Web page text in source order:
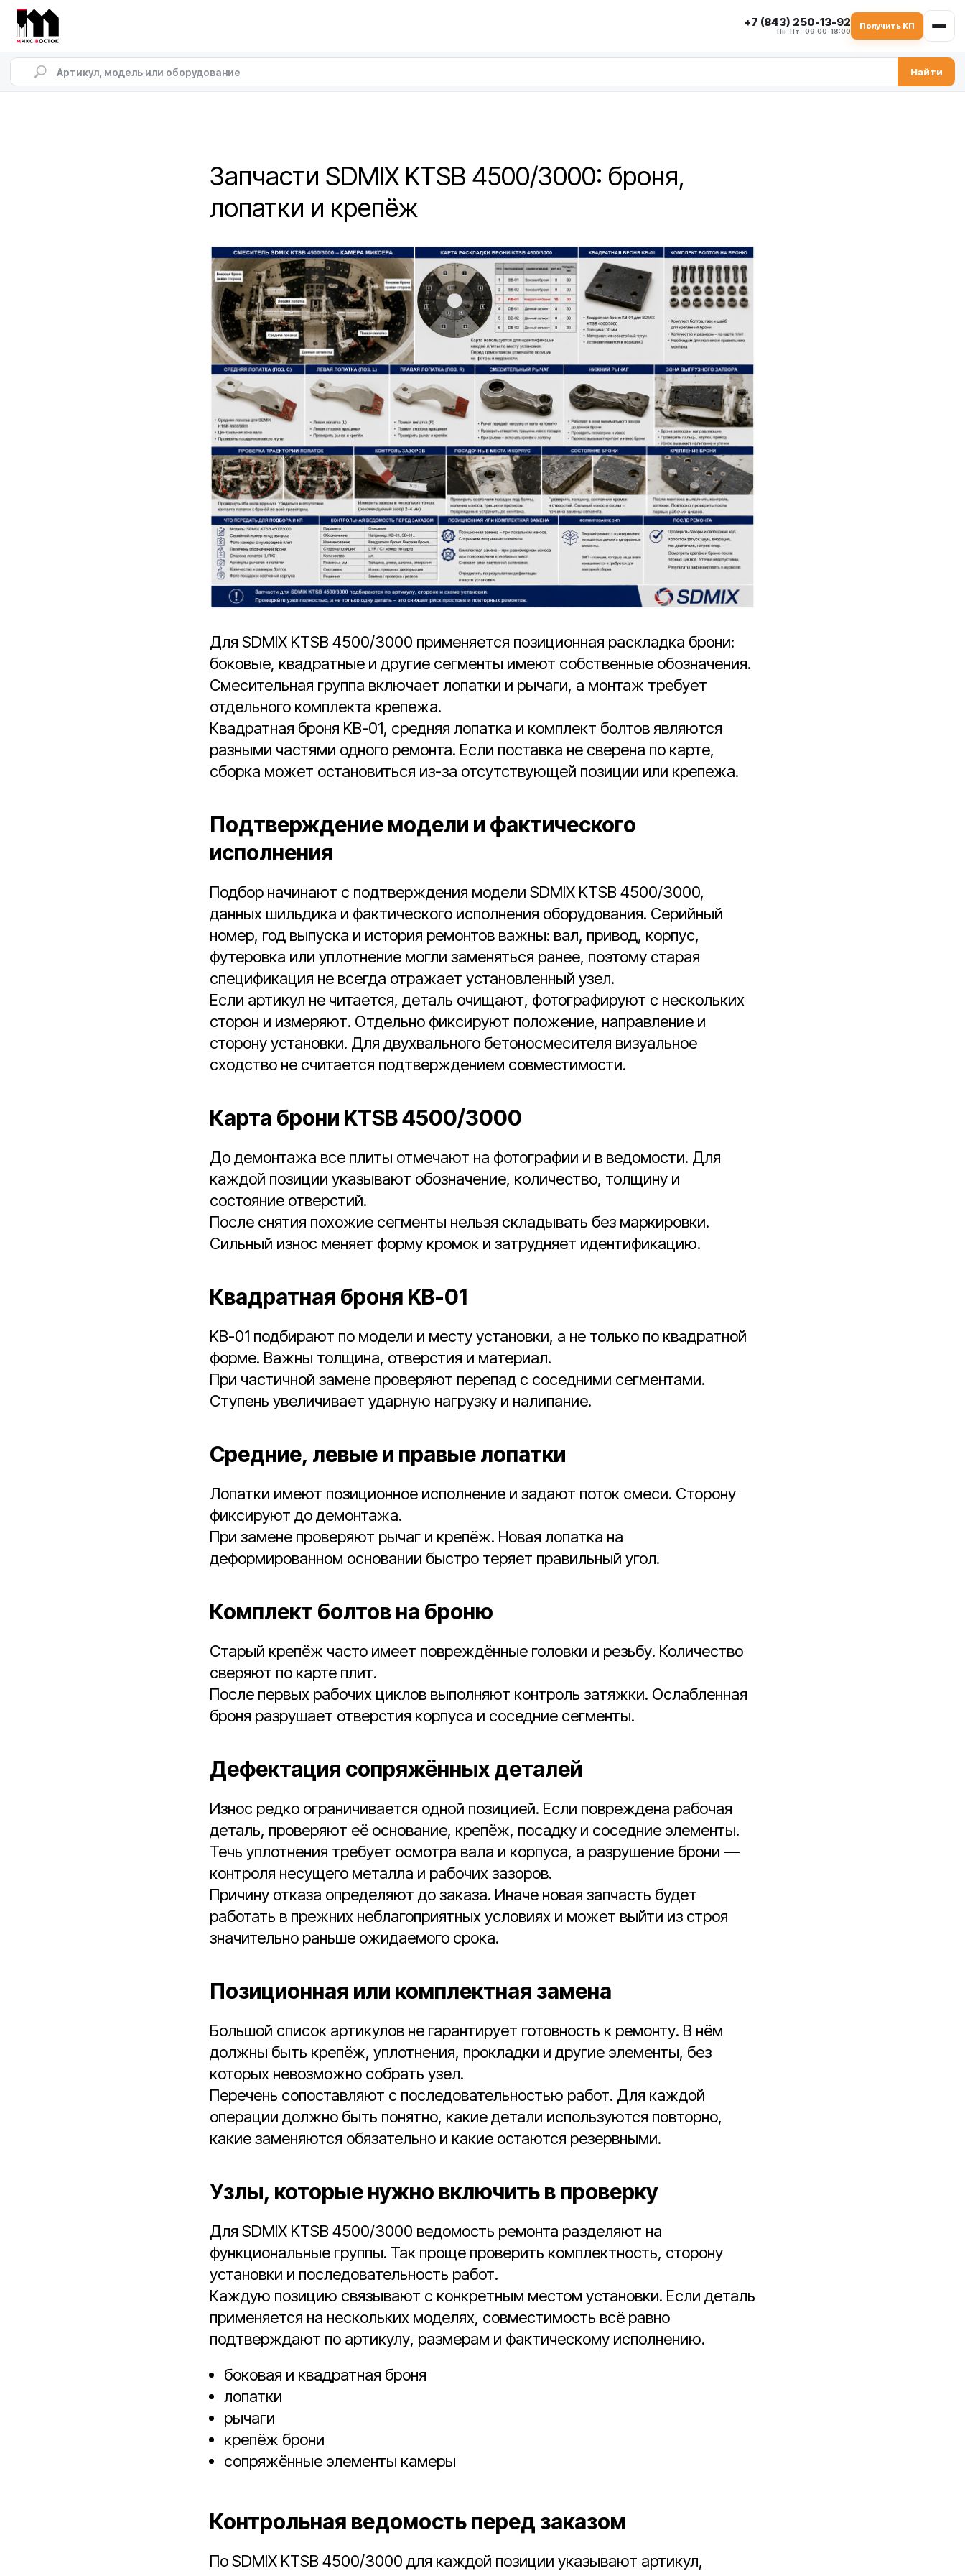
+7 (843) 250-13-92
Пн–Пт · 09:00–18:00
Получить КП
Найти
Запчасти SDMIX KTSB 4500/3000: броня,
лопатки и крепёж
Для SDMIX KTSB 4500/3000 применяется позиционная раскладка брони:
боковые, квадратные и другие сегменты имеют собственные обозначения.
Смесительная группа включает лопатки и рычаги, а монтаж требует
отдельного комплекта крепежа.
Квадратная броня KB-01, средняя лопатка и комплект болтов являются
разными частями одного ремонта. Если поставка не сверена по карте,
сборка может остановиться из-за отсутствующей позиции или крепежа.
Подтверждение модели и фактического
исполнения
Подбор начинают с подтверждения модели SDMIX KTSB 4500/3000,
данных шильдика и фактического исполнения оборудования. Серийный
номер, год выпуска и история ремонтов важны: вал, привод, корпус,
футеровка или уплотнение могли заменяться ранее, поэтому старая
спецификация не всегда отражает установленный узел.
Если артикул не читается, деталь очищают, фотографируют с нескольких
сторон и измеряют. Отдельно фиксируют положение, направление и
сторону установки. Для двухвального бетоносмесителя визуальное
сходство не считается подтверждением совместимости.
Карта брони KTSB 4500/3000
До демонтажа все плиты отмечают на фотографии и в ведомости. Для
каждой позиции указывают обозначение, количество, толщину и
состояние отверстий.
После снятия похожие сегменты нельзя складывать без маркировки.
Сильный износ меняет форму кромок и затрудняет идентификацию.
Квадратная броня KB-01
KB-01 подбирают по модели и месту установки, а не только по квадратной
форме. Важны толщина, отверстия и материал.
При частичной замене проверяют перепад с соседними сегментами.
Ступень увеличивает ударную нагрузку и налипание.
Средние, левые и правые лопатки
Лопатки имеют позиционное исполнение и задают поток смеси. Сторону
фиксируют до демонтажа.
При замене проверяют рычаг и крепёж. Новая лопатка на
деформированном основании быстро теряет правильный угол.
Комплект болтов на броню
Старый крепёж часто имеет повреждённые головки и резьбу. Количество
сверяют по карте плит.
После первых рабочих циклов выполняют контроль затяжки. Ослабленная
броня разрушает отверстия корпуса и соседние сегменты.
Дефектация сопряжённых деталей
Износ редко ограничивается одной позицией. Если повреждена рабочая
деталь, проверяют её основание, крепёж, посадку и соседние элементы.
Течь уплотнения требует осмотра вала и корпуса, а разрушение брони —
контроля несущего металла и рабочих зазоров.
Причину отказа определяют до заказа. Иначе новая запчасть будет
работать в прежних неблагоприятных условиях и может выйти из строя
значительно раньше ожидаемого срока.
Позиционная или комплектная замена
Большой список артикулов не гарантирует готовность к ремонту. В нём
должны быть крепёж, уплотнения, прокладки и другие элементы, без
которых невозможно собрать узел.
Перечень сопоставляют с последовательностью работ. Для каждой
операции должно быть понятно, какие детали используются повторно,
какие заменяются обязательно и какие остаются резервными.
Узлы, которые нужно включить в проверку
Для SDMIX KTSB 4500/3000 ведомость ремонта разделяют на
функциональные группы. Так проще проверить комплектность, сторону
установки и последовательность работ.
Каждую позицию связывают с конкретным местом установки. Если деталь
применяется на нескольких моделях, совместимость всё равно
подтверждают по артикулу, размерам и фактическому исполнению.
боковая и квадратная броня
лопатки
рычаги
крепёж брони
сопряжённые элементы камеры
Контрольная ведомость перед заказом
По SDMIX KTSB 4500/3000 для каждой позиции указывают артикул,